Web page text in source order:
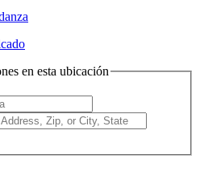
en esta ubicación